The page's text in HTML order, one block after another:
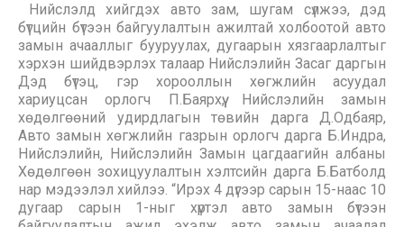
Нийслэлд хийгдэх авто зам, шугам сүлжээ, дэд
бүтцийн бүтээн байгуулалтын ажилтай холбоотой авто
замын ачааллыг бууруулах, дугаарын хязгаарлалтыг
хэрхэн шийдвэрлэх талаар Нийслэлийн Засаг даргын
Дэд бүтэц, гэр хорооллын хөгжлийн асуудал
хариуцсан орлогч П.Баярхүү, Нийслэлийн замын
хөдөлгөөний удирдлагын төвийн дарга Д.Одбаяр,
Авто замын хөгжлийн газрын орлогч дарга Б.Индра,
Нийслэлийн, Нийслэлийн Замын цагдаагийн албаны
Хөдөлгөөн зохицуулалтын хэлтсийн дарга Б.Батболд
нар мэдээлэл хийлээ. “Ирэх 4 дүгээр сарын 15-наас 10
дугаар сарын 1-ныг хүртэл авто замын бүтээн